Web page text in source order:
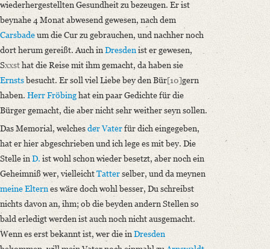
wiederhergestellten Gesundheit zu bezeugen. Er ist
beynahe 4 Monat abwesend gewesen, nach dem
Carsbadeum die Cur zu gebrauchen, und nachher noch
dort herum gereißt. Auch inDresdenist er gewesen,
Sxxsthat die Reise mit ihm gemacht, da haben sie
Ernstsbesucht. Er soll viel Liebe bey den Bür[10]gern
haben. Herr Fröbinghat ein paar Gedichte für die
Bürger gemacht, die aber nicht sehr weither seyn sollen.
Das Memorial, welchesder Vaterfür dich eingegeben,
hat er hier abgeschrieben und ich lege es mit bey. Die
Stelle in D. ist wohl schon wieder besetzt, aber noch ein
Geheimniß wer, vielleichtTatterselber, und da meynen
meine Elternes wäre doch wohl besser, Du schreibst
nichts davon an, ihm; ob die beyden andern Stellen so
bald erledigt werden ist auch noch nicht ausgemacht.
Wenn es erst bekannt ist, wer die inDresden